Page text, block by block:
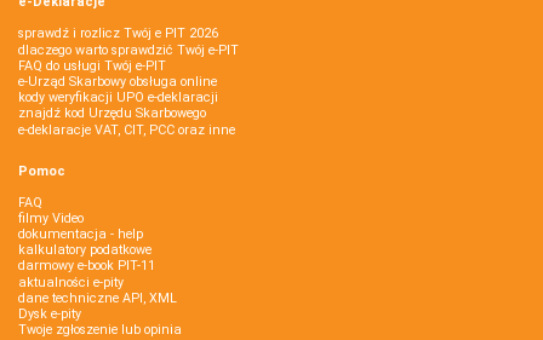
sprawdź i rozlicz Twój e PIT 2026
dlaczego warto sprawdzić Twój e-PIT
FAQ do usługi Twój e-PIT
e-Urząd Skarbowy obsługa online
kody weryfikacji UPO e-deklaracji
znajdź kod Urzędu Skarbowego
e-deklaracje VAT, CIT, PCC oraz inne
Pomoc
FAQ
filmy Video
dokumentacja - help
kalkulatory podatkowe
darmowy e-book PIT-11
aktualności e-pity
dane techniczne API, XML
Dysk e-pity
Twoje zgłoszenie lub opinia